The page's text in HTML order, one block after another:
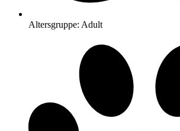
Altersgruppe: Adult